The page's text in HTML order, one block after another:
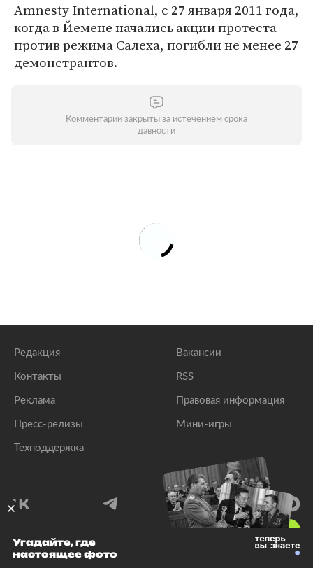
Amnesty International, с 27 января 2011 года,
когда в Йемене начались акции протеста
против режима Салеха, погибли не менее 27
демонстрантов.
Комментарии закрыты за истечением срока
давности
Редакция
Контакты
Реклама
Пресс-релизы
Техподдержка
Вакансии
RSS
Правовая информация
Мини-игры
© 1999–2026 Все права защищены.
Угадайте, где
настоящее фото